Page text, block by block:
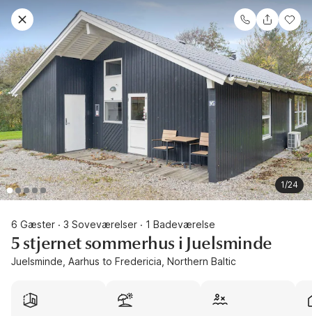
1/24
6 Gæster · 3 Soveværelser · 1 Badeværelse
5 stjernet sommerhus i Juelsminde
Juelsminde, Aarhus to Fredericia, Northern Baltic